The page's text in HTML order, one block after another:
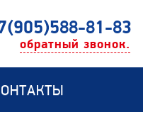
81-83
обратный звонок.